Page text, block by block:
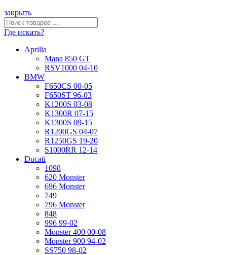
закрыть
Где искать?
Aprilia
Mana 850 GT
RSV1000 04-10
BMW
F650CS 00-05
F650ST 96-03
K1200S 03-08
K1300R 07-15
K1300S 09-15
R1200GS 04-07
R1250GS 19-20
S1000RR 12-14
Ducati
1098
620 Monster
696 Monster
749
796 Monster
848
996 99-02
Monster 400 00-08
Monster 900 94-02
SS750 98-02